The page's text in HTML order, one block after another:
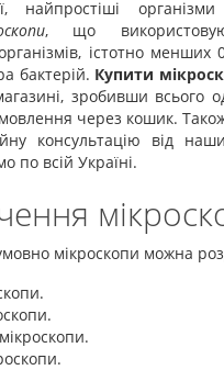
найпростіші
, що
істотно
бактерій. Купити
зробивши всього
через кошик.
консультацію від
по всій Україні.
мікроскопи можна